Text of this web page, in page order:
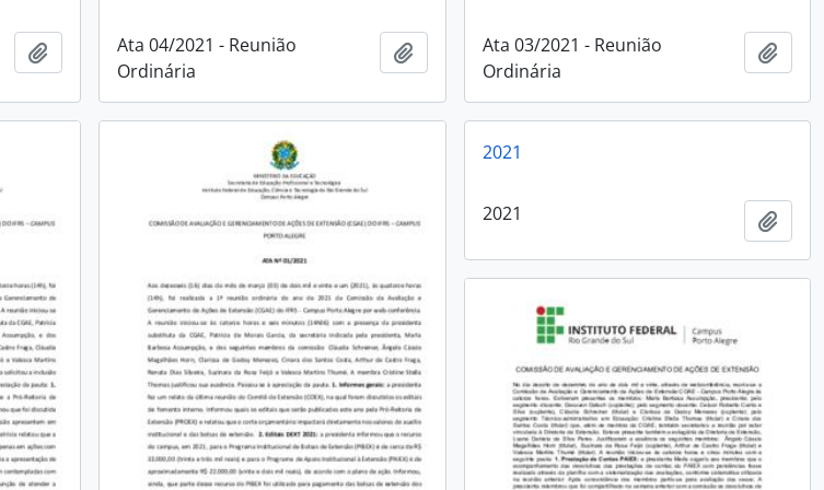
Adicionar à área de transferência
Ata 04/2021 - Reunião
Ordinária
Adicionar à área de transferência
Ata 03/2021 - Reunião
Ordinária
2021
2021